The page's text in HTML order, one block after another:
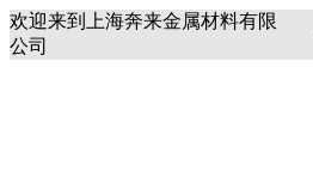
欢迎来到上海奔来金属材料有限
公司